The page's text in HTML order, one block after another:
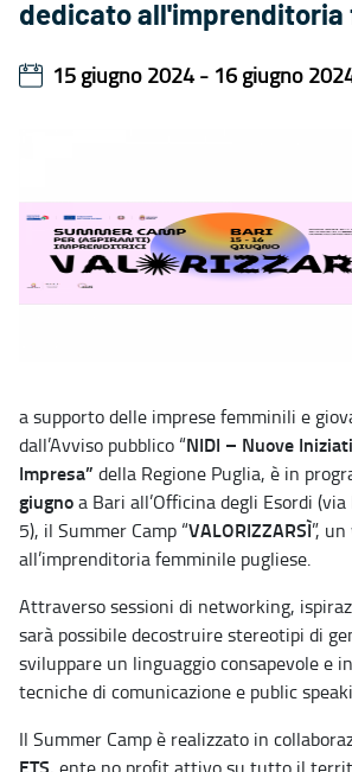
dedicato all'imprenditoria
15 giugno 2024 - 16 giugno
a supporto delle imprese femminili e
dall’Avviso pubblico “NIDI – Nuove
Impresa” della Regione Puglia, è in
giugnoa Bari all’Officina degli Esordi (via
5), il Summer Camp “VALORIZZARSÌ”,
all’imprenditoria femminile pugliese.
Attraverso sessioni di networking,
sarà possibile decostruire stereotipi di
sviluppare un linguaggio consapevole e
tecniche di comunicazione e public
Il Summer Camp è realizzato in
ETS, ente no profit attivo su tutto il